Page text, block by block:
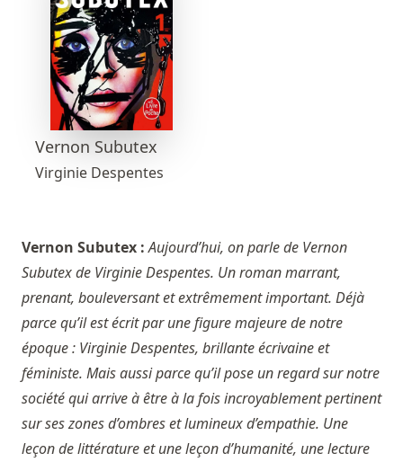
Vernon Subutex
Virginie Despentes
Vernon Subutex :Aujourd’hui, on parle de Vernon
Subutex de Virginie Despentes. Un roman marrant,
prenant, bouleversant et extrêmement important. Déjà
parce qu’il est écrit par une figure majeure de notre
époque : Virginie Despentes, brillante écrivaine et
féministe. Mais aussi parce qu’il pose un regard sur notre
société qui arrive à être à la fois incroyablement pertinent
sur ses zones d’ombres et lumineux d’empathie. Une
leçon de littérature et une leçon d’humanité, une lecture